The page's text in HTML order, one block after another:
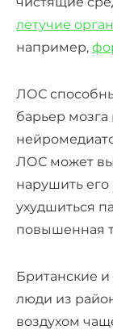
летучие
например,
ЛОС
барьер мозга
ЛОС может
нарушить его
ухудшиться
повышенная
Британские
люди из
воздухом